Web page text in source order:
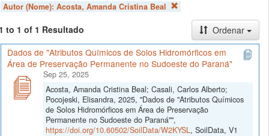
Autor (Nome): Acosta, Amanda Cristina Beal
to 1 of 1 Resultado
Ordenar
Dados de "Atributos Químicos de Solos Hidromórficos em
Área de Preservação Permanente no Sudoeste do Paraná"
Sep 25, 2025
Acosta, Amanda Cristina Beal; Casali, Carlos Alberto;
Pocojeski, Elisandra, 2025, "Dados de "Atributos Químicos
de Solos Hidromórficos em Área de Preservação
Permanente no Sudoeste do Paraná"",
https://doi.org/10.60502/SoilData/W2KYSL, SoilData, V1